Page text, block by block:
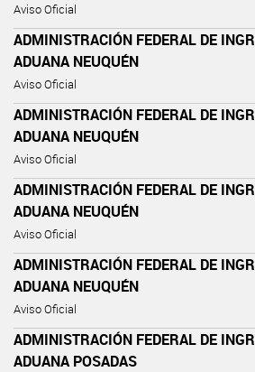
Aviso Oficial
ADMINISTRACIÓN FEDERAL DE
ADUANA NEUQUÉN
Aviso Oficial
ADMINISTRACIÓN FEDERAL DE
ADUANA NEUQUÉN
Aviso Oficial
ADMINISTRACIÓN FEDERAL DE
ADUANA NEUQUÉN
Aviso Oficial
ADMINISTRACIÓN FEDERAL DE
ADUANA NEUQUÉN
Aviso Oficial
ADMINISTRACIÓN FEDERAL DE
ADUANA POSADAS